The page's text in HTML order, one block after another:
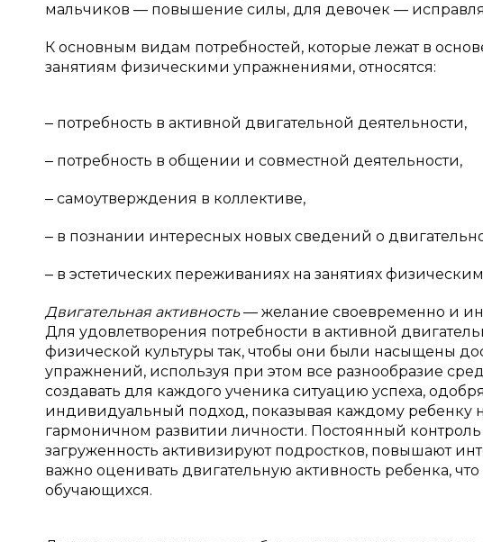
мальчиков — повышение силы, для девочек —
К основным видам потребностей, которые лежат в
занятиям физическими упражнениями, относятся:
‒ потребность в активной двигательной деятельности,
‒ потребность в общении и совместной деятельности,
‒ самоутверждения в коллективе,
‒ в познании интересных новых сведений о
‒ в эстетических переживаниях на занятиях
Двигательная активность— желание своевременно и
Для удовлетворения потребности в активной
физической культуры так, чтобы они были насыщены
упражнений, используя при этом все разнообразие
создавать для каждого ученика ситуацию успеха,
индивидуальный подход, показывая каждому ребенку
гармоничном развитии личности. Постоянный
загруженность активизируют подростков, повышают
важно оценивать двигательную активность ребенка,
обучающихся.